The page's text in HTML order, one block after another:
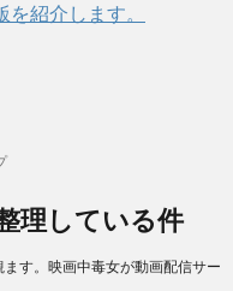
紹介します。
理している件
す。映画中毒女が動画配信サー